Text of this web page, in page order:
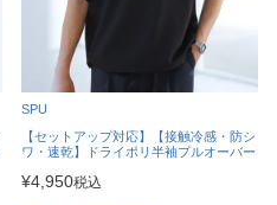
SPU
【セットアップ対応】【接触冷感・防シ
ワ・速乾】ドライポリ半袖プルオーバー
¥4,950税込